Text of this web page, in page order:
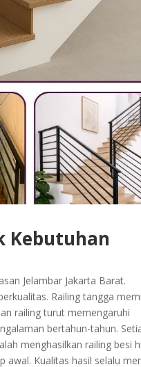
Kebutuhan
Jelambar Jakarta Barat.
Railing tangga
railing turut memengaruhi
bertahun-tahun.
menghasilkan railing besi
awal. Kualitas hasil selalu